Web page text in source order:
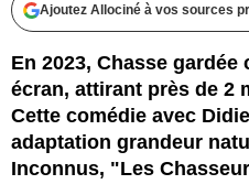
Ajoutez Allociné à vos sources
En 2023, Chasse
écran, attirant près de 2
Cette comédie avec
adaptation grandeur
Inconnus, "Les